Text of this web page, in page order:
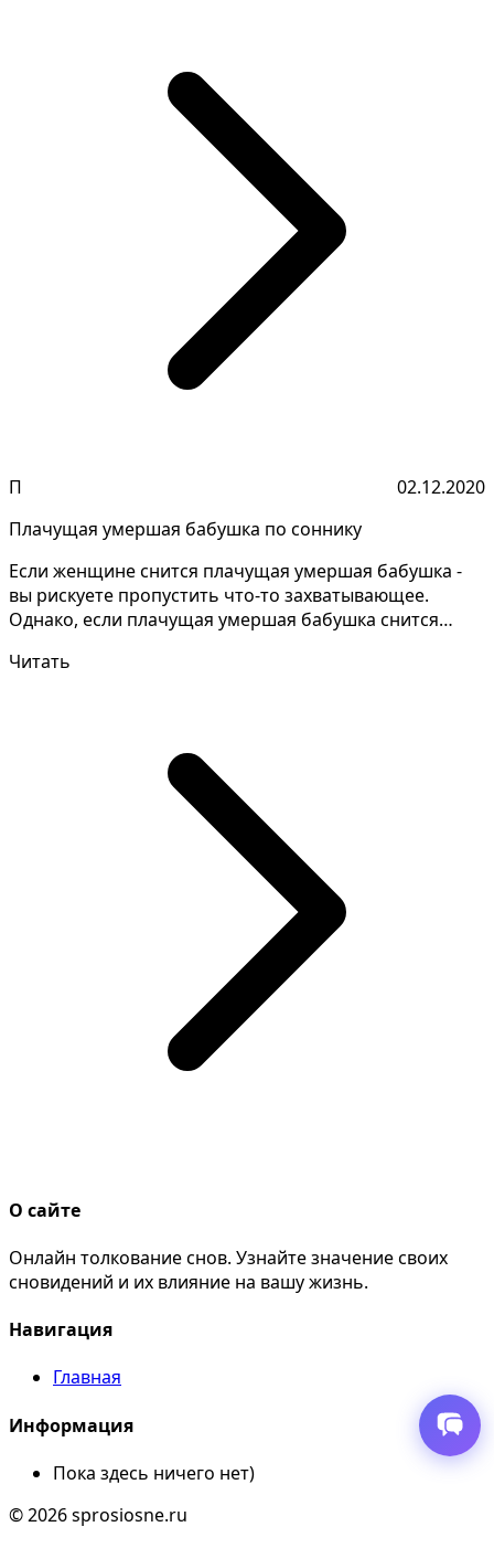
П
02.12.2020
Плачущая умершая бабушка по соннику
Если женщине снится плачущая умершая бабушка -
вы рискуете пропустить что-то захватывающее.
Однако, если плачущая умершая бабушка снится
Читать
О сайте
Онлайн толкование снов. Узнайте значение своих
сновидений и их влияние на вашу жизнь.
Навигация
Главная
Информация
Пока здесь ничего нет)
© 2026 sprosiosne.ru